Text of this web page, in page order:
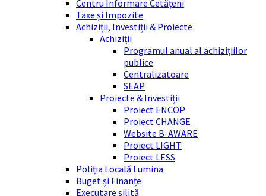
Centru Informare Cetățeni
Taxe și Impozite
Achiziții, Investiții & Proiecte
Achiziții
Programul anual al achizițiilor
publice
Centralizatoare
SEAP
Proiecte & Investiții
Proiect ENCOP
Proiect CHANGE
Website B-AWARE
Proiect LIGHT
Proiect LESS
Poliția Locală Lumina
Buget și Finanțe
Executare silită